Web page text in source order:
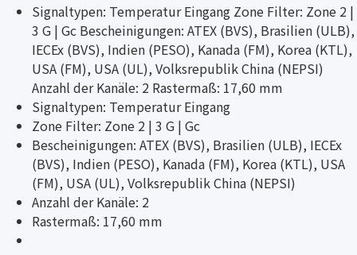
Signaltypen: Temperatur Eingang Zone Filter: Zone 2 |
3 G | Gc Bescheinigungen: ATEX (BVS), Brasilien (ULB),
IECEx (BVS), Indien (PESO), Kanada (FM), Korea (KTL),
USA (FM), USA (UL), Volksrepublik China (NEPSI)
Anzahl der Kanäle: 2 Rastermaß: 17,60 mm
Signaltypen: Temperatur Eingang
Zone Filter: Zone 2 | 3 G | Gc
Bescheinigungen: ATEX (BVS), Brasilien (ULB), IECEx
(BVS), Indien (PESO), Kanada (FM), Korea (KTL), USA
(FM), USA (UL), Volksrepublik China (NEPSI)
Anzahl der Kanäle: 2
Rastermaß: 17,60 mm